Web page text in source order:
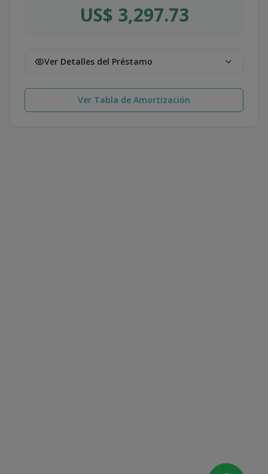
US$ 3,297.73
Ver Detalles del Préstamo
Ver Tabla de Amortización